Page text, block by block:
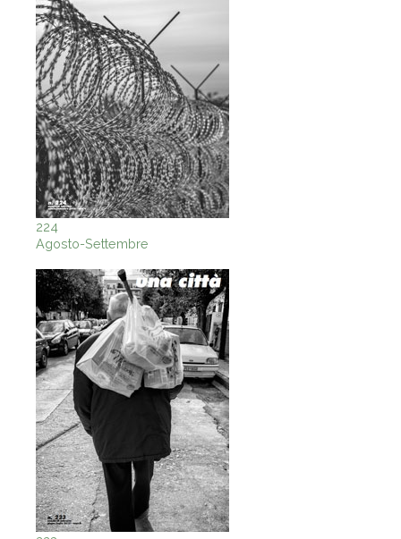
224
Agosto-Settembre